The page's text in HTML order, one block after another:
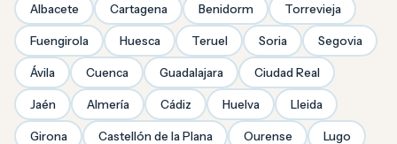
Albacete Cartagena Benidorm Torrevieja
Fuengirola Huesca Teruel Soria Segovia
Ávila Cuenca Guadalajara Ciudad Real
Jaén Almería Cádiz Huelva Lleida
Girona Castellón de la Plana Ourense Lugo